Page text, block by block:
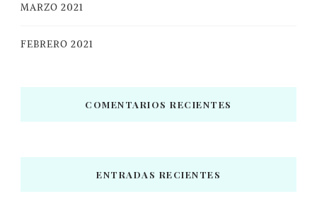
MARZO 2021
FEBRERO 2021
COMENTARIOS RECIENTES
ENTRADAS RECIENTES